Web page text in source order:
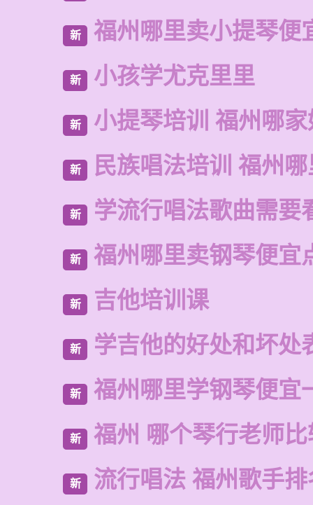
新 福州哪里卖小提琴便
新 小孩学尤克里里
新 小提琴培训 福州哪
新 民族唱法培训 福州
新 学流行唱法歌曲需要
新 福州哪里卖钢琴便宜
新 吉他培训课
新 学吉他的好处和坏处
新 福州哪里学钢琴便宜
新 福州 哪个琴行老师
新 流行唱法 福州歌手排